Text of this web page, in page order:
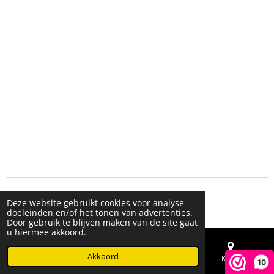
Deze website gebruikt cookies voor analyse-
doeleinden en/of het tonen van advertenties.
Door gebruik te blijven maken van de site gaat
u hiermee akkoord.
Akkoord
10
© 2023 - 2026 Live & Shine
Powered byJouwWeb
Telefoonnummer Kaart